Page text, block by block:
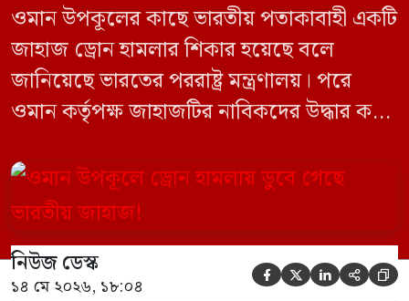
ওমান উপকূলের কাছে ভারতীয় পতাকাবাহী একটি
জাহাজ ড্রোন হামলার শিকার হয়েছে বলে
জানিয়েছে ভারতের পররাষ্ট্র মন্ত্রণালয়। পরে
ওমান কর্তৃপক্ষ জাহাজটির নাবিকদের উদ্ধার করে
পর সাগরে পুরোপুরি ডুবে যায় ওই জাহাজটি।
‘এমএসভি হাজি আলি’ (Haji Ali) নামের
কার্গো শিপের উপর এই হামলার ঘটনায় তীব্র
উদ্বেগ প্রকাশ করেছে নয়াদিল্লি। প্রাথমিক […]
নিউজ ডেস্ক
১৪ মে ২০২৬, ১৮:০৪     